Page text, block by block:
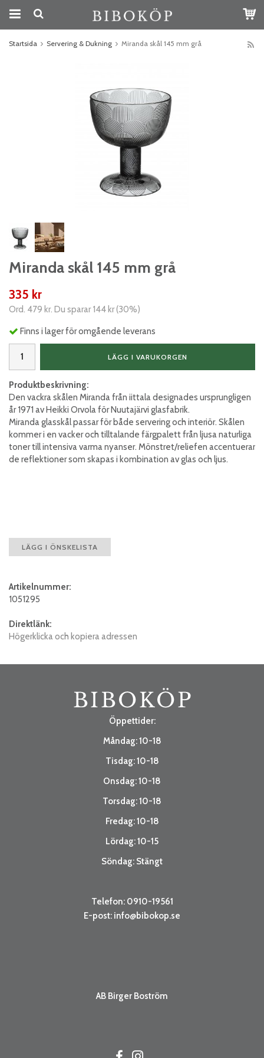
Startsida Servering & Dukning Miranda skål 145 mm grå
Miranda skål 145 mm grå
335 kr
Ord. 479 kr. Du sparar144 kr(30%)
Finns i lager för omgående leverans
LÄGG I VARUKORGEN
Produktbeskrivning:
Den vackra skålen Miranda från iittala designades ursprungligen
år 1971 av Heikki Orvola för Nuutajärvi glasfabrik.
Miranda glasskål passar för både servering och interiör. Skålen
kommer i en vacker och tilltalande färgpalett från ljusa naturliga
toner till intensiva varma nyanser. Mönstret/reliefen accentuerar
de reflektioner som skapas i kombination av glas och ljus.
LÄGG I ÖNSKELISTA
Artikelnummer:
1051295
Direktlänk:
Högerklicka och kopiera adressen
Öppettider:
Måndag: 10-18
Tisdag: 10-18
Onsdag: 10-18
Torsdag: 10-18
Fredag: 10-18
Lördag: 10-15
Söndag: Stängt
Telefon: 0910-19561
E-post: info@bibokop.se
AB Birger Boström